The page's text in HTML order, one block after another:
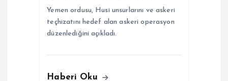
Yemen ordusu, Husi unsurlarını ve askeri
teçhizatını hedef alan askeri operasyon
düzenlediğini açıkladı.
Haberi Oku